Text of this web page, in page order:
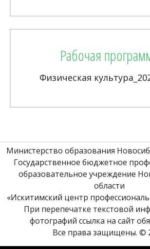
Рабочая
Физическая
Министерство образования
Государственное бюджетное
образовательное учреждение
области
«Искитимский центр
При перепечатке текстовой
фотографий ссылка на сайт
Все права защищены. ©